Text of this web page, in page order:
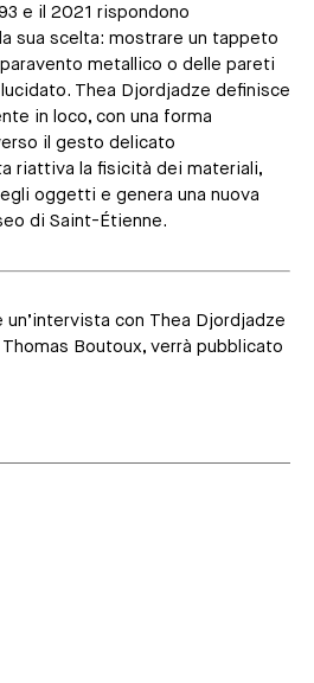
e il 2021 rispondono
sua scelta: mostrare un tappeto
metallico o delle pareti
Thea Djordjadze definisce
in loco, con una forma
il gesto delicato
riattiva la fisicità dei materiali,
oggetti e genera una nuova
di Saint-Étienne.
un’intervista con Thea Djordjadze
Boutoux, verrà pubblicato